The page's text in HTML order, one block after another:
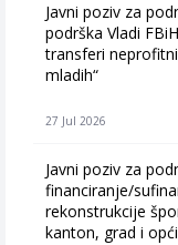
Javni poziv za
podrška Vladi
transferi
mladih“
27 Jul 2026
Javni poziv za
financiranje/
rekonstrukcije
kanton, grad i